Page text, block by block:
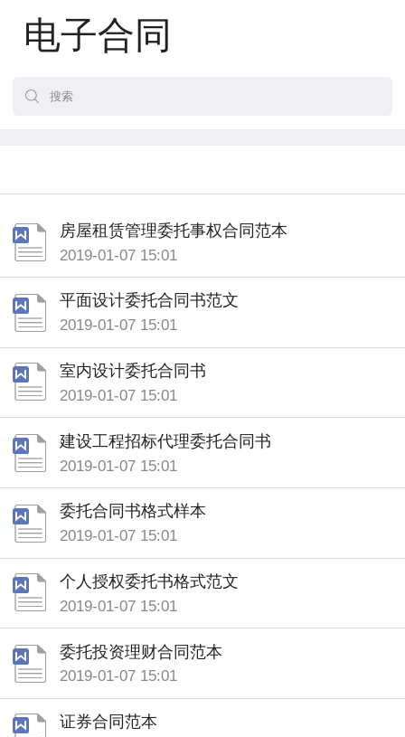
电子合同
房屋租赁管理委托事权合同范本
2019-01-07 15:01
平面设计委托合同书范文
2019-01-07 15:01
室内设计委托合同书
2019-01-07 15:01
建设工程招标代理委托合同书
2019-01-07 15:01
委托合同书格式样本
2019-01-07 15:01
个人授权委托书格式范文
2019-01-07 15:01
委托投资理财合同范本
2019-01-07 15:01
证券合同范本